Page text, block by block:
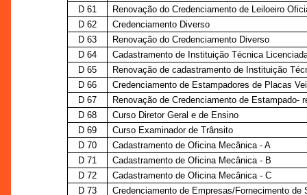
D 61
Renovação do Credenciamento de Leiloeiro
D 62
Credenciamento Diverso
D 63
Renovação do Credenciamento Diverso
D 64
Cadastramento de Instituição Técnica
D 65
Renovação de cadastramento de Instituição
D 66
Credenciamento de Estampadores de Placas
D 67
Renovação de Credenciamento de Estampado-
D 68
Curso Diretor Geral e de Ensino
D 69
Curso Examinador de Trânsito
D 70
Cadastramento de Oficina Mecânica - A
D 71
Cadastramento de Oficina Mecânica - B
D 72
Cadastramento de Oficina Mecânica - C
D 73
Credenciamento de Empresas/Fornecimento